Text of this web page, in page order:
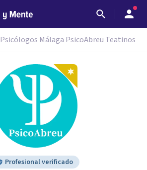
Psicólogos Málaga PsicoAbreu Teatinos
Profesional verificado